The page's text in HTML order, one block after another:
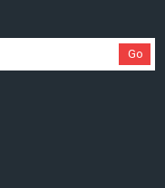
Go